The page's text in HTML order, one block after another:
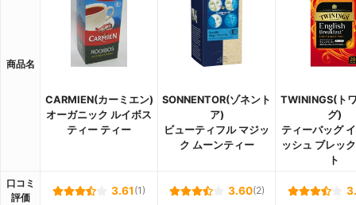
商品名
CARMIEN(カーミエン)
オーガニック ルイボス
ティー ティー
SONNENTOR(ゾネント
ア)
ビューティフル マジッ
ク ムーンティー
TWININGS(ト
グ)
ティーバッグ
ッシュ ブレッ
ト
口コミ
評価
3.61 (1) 3.60(2)